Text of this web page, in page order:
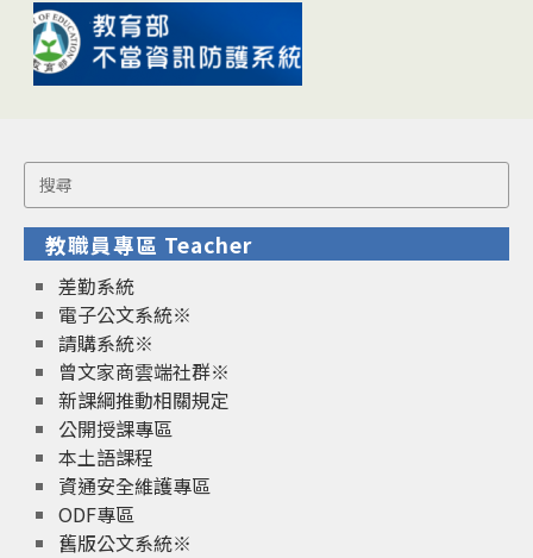
Search
for:
教職員專區 Teacher
差勤系統
電子公文系統※
請購系統※
曾文家商雲端社群※
新課綱推動相關規定
公開授課專區
本土語課程
資通安全維護專區
ODF專區
舊版公文系統※